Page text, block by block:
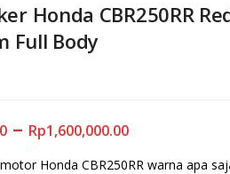
Honda CBR250RR
Full Body
– Rp1,600,000.00
Honda CBR250RR warna apa